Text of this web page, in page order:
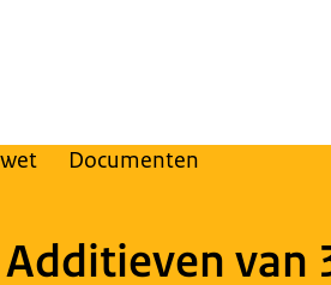
Documenten
Additieven